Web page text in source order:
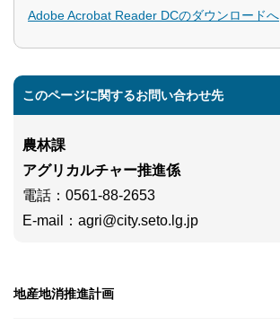
Adobe Acrobat Reader DCのダウンロードへ
このページに関するお問い合わせ先
農林課
アグリカルチャー推進係
電話 ：0561-88-2653
E-mail：agri@city.seto.lg.jp
地産地消推進計画